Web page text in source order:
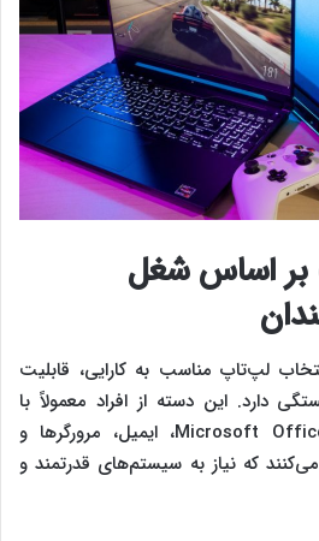
بر اساس شغل
لپ‌تاپ مناسب به کارایی، قابلیت
دارد. این دسته از افراد معمولاً با
نرم‌افزارهای اداری مانند Microsoft Office، ایمیل، مرورگرها و
که نیاز به سیستم‌های قدرتمند و